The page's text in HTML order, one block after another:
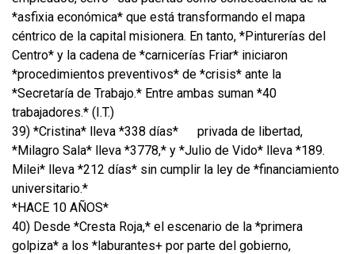
*asfixia económica* que está transformando el mapa
céntrico de la capital misionera. En tanto, *Pinturerías del
Centro* y la cadena de *carnicerías Friar* iniciaron
*procedimientos preventivos* de *crisis* ante la
*Secretaría de Trabajo.* Entre ambas suman *40
trabajadores.* (I.T.)
39) *Cristina* lleva *338 días*
privada de libertad,
*Milagro Sala* lleva *3778,* y *Julio de Vido* lleva *189.
Milei* lleva *212 días* sin cumplir la ley de *financiamiento
universitario.*
*HACE 10 AÑOS*
40) Desde *Cresta Roja,* el escenario de la *primera
golpiza* a los *laburantes+ por parte del gobierno,